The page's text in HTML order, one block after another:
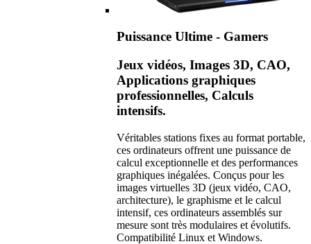
Puissance Ultime - Gamers
Jeux vidéos, Images 3D, CAO,
Applications graphiques
professionnelles, Calculs
intensifs.
Véritables stations fixes au format portable,
ces ordinateurs offrent une puissance de
calcul exceptionnelle et des performances
graphiques inégalées. Conçus pour les
images virtuelles 3D (jeux vidéo, CAO,
architecture), le graphisme et le calcul
intensif, ces ordinateurs assemblés sur
mesure sont très modulaires et évolutifs.
Compatibilité Linux et Windows.